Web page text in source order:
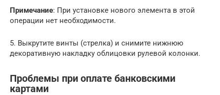
Примечание: При установке нового элемента в этой
операции нет необходимости.
5. Выкрутите винты (стрелка) и снимите нижнюю
декоративную накладку облицовки рулевой колонки.
Проблемы при оплате банковскими
картами